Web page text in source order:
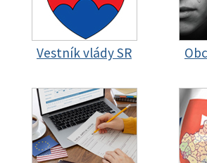
Vestník vlády SR